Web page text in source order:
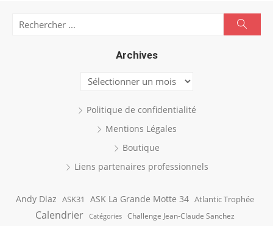
Archives
Archives
Politique de confidentialité
Mentions Légales
Boutique
Liens partenaires professionnels
Andy Diaz ASK31 ASK La Grande Motte 34 Atlantic Trophée
Calendrier Catégories Challenge Jean-Claude Sanchez